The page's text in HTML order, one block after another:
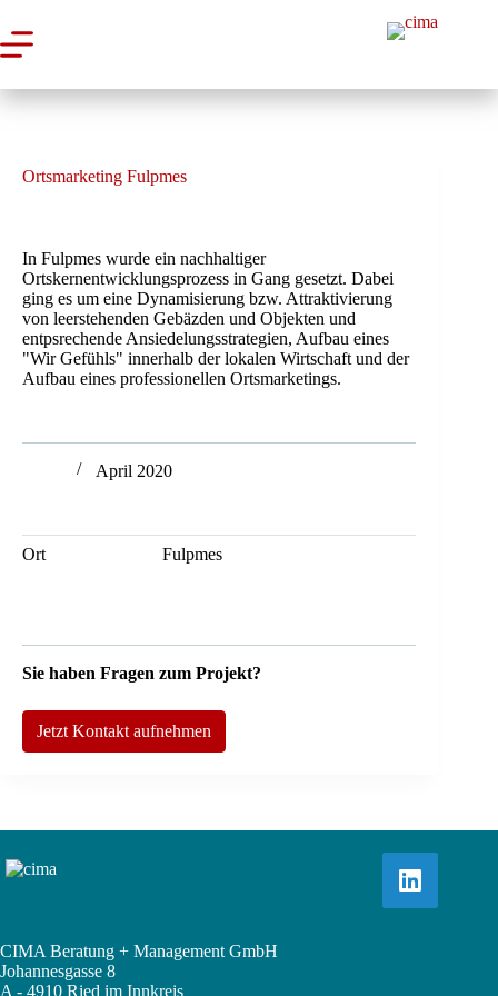
Inhalt
springen
Ortsmarketing Fulpmes
In Fulpmes wurde ein nachhaltiger
Ortskernentwicklungsprozess in Gang gesetzt. Dabei
ging es um eine Dynamisierung bzw. Attraktivierung
von leerstehenden Gebäzden und Objekten und
entpsrechende Ansiedelungsstrategien, Aufbau eines
"Wir Gefühls" innerhalb der lokalen Wirtschaft und der
Aufbau eines professionellen Ortsmarketings.
April 2020
Ort Fulpmes
Sie haben Fragen zum Projekt?
Jetzt Kontakt aufnehmen
CIMA Beratung + Management GmbH
Johannesgasse 8
A - 4910 Ried im Innkreis